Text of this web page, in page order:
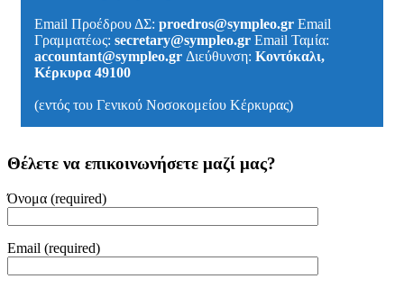
Email Προέδρου ΔΣ: proedros@sympleo.gr Email
Γραμματέως: secretary@sympleo.gr Email Ταμία:
accountant@sympleo.gr Διεύθυνση: Κοντόκαλι,
Κέρκυρα 49100
(εντός του Γενικού Νοσοκομείου Κέρκυρας)
Θέλετε να επικοινωνήσετε μαζί μας?
Όνομα (required)
Email (required)